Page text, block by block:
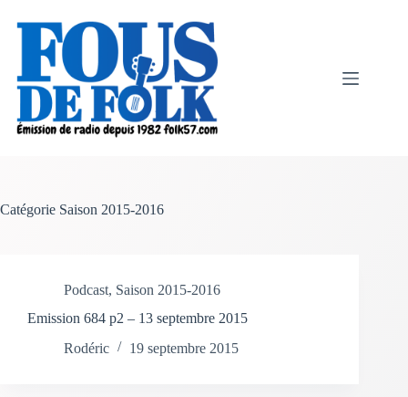
Catégorie Saison 2015-2016
Podcast, Saison 2015-2016
Emission 684 p2 – 13 septembre 2015
Rodéric
19 septembre 2015